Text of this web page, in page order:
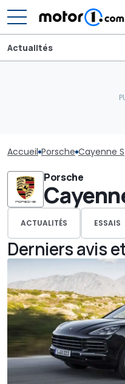
Actualités
Accueil Porsche Cayenne S
Porsche
ACTUALITÉS ESSAIS
Derniers avis